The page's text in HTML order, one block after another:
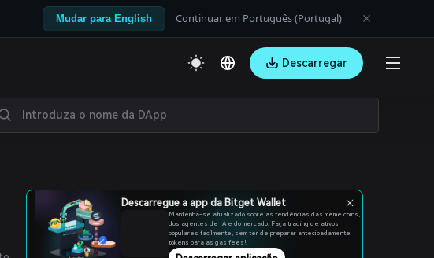
Mudar para English Continuar em Português (Portugal)
Descarregar
Descarregue a app da Bitget Wallet
Mantenha-se atualizado sobre as tendências das meme coins,
dos agentes de IA e do mercado. Faça trading de ativos
populares facilmente, sem ter de preparar antecipadamente
tokens para as gas fees!